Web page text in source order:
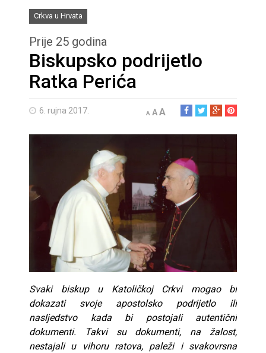
Crkva u Hrvata
Prije 25 godina
Biskupsko podrijetlo
Ratka Perića
6. rujna 2017. A AA
Svaki biskup u Katoličkoj Crkvi mogao bi
dokazati svoje apostolsko podrijetlo ili
nasljedstvo kada bi postojali autentični
dokumenti. Takvi su dokumenti, na žalost,
nestajali u vihoru ratova, paleži i svakovrsna